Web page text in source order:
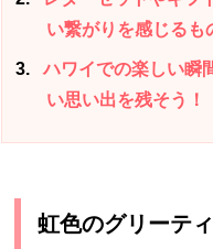
い繋がりを感じるも
3
ハワイでの楽しい瞬
い思い出を残そう！
虹色のグリーテ